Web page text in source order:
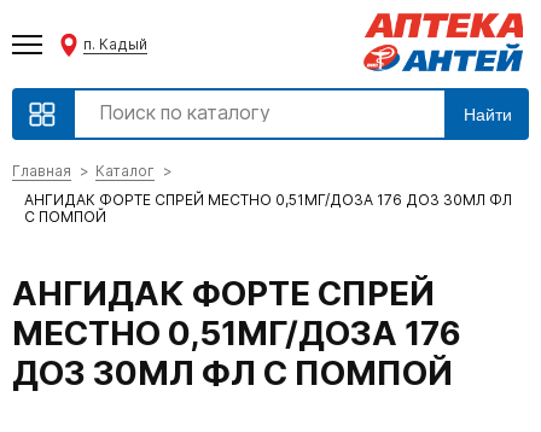
п. Кадый
Найти
Главная
Каталог
АНГИДАК ФОРТЕ СПРЕЙ МЕСТНО 0,51МГ/ДОЗА 176 ДОЗ 30МЛ ФЛ
С ПОМПОЙ
АНГИДАК ФОРТЕ СПРЕЙ
МЕСТНО 0,51МГ/ДОЗА 176
ДОЗ 30МЛ ФЛ С ПОМПОЙ